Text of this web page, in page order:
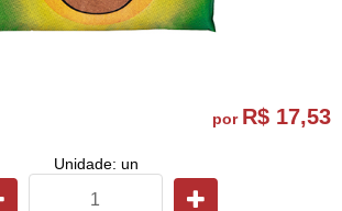
por R$ 17,53
Unidade: un